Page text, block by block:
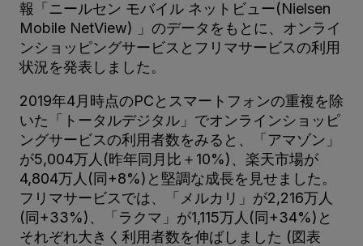
報「ニールセン モバイル ネットビュー(Nielsen
Mobile NetView) 」のデータをもとに、オンライ
ンショッピングサービスとフリマサービスの利用
状況を発表しました。
2019年4月時点のPCとスマートフォンの重複を除
いた「トータルデジタル」でオンラインショッピ
ングサービスの利用者数をみると、「アマゾン」
が5,004万人(昨年同月比＋10%)、楽天市場が
4,804万人(同+8%)と堅調な成長を見せました。
フリマサービスでは、「メルカリ」が2,216万人
(同+33%)、「ラクマ」が1,115万人(同+34%)と
それぞれ大きく利用者数を伸ばしました (図表